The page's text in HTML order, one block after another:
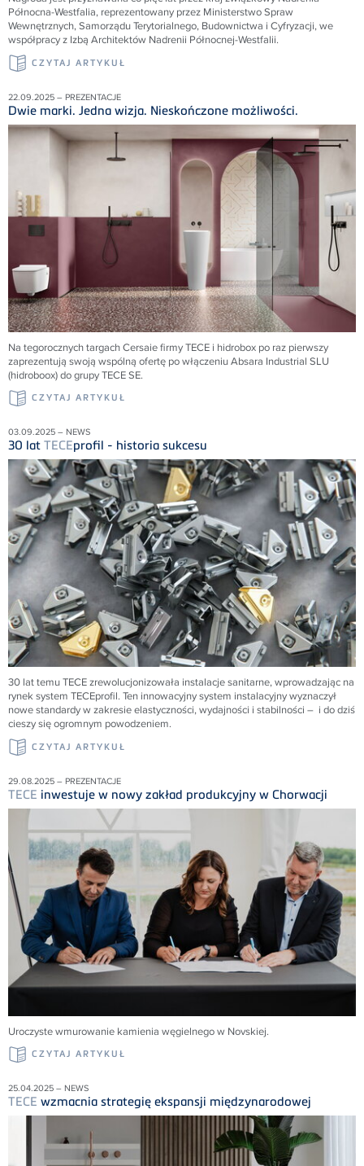
Północna-Westfalia, reprezentowany przez Ministerstwo Spraw
Wewnętrznych, Samorządu Terytorialnego, Budownictwa i Cyfryzacji, we
współpracy z Izbą Architektów Nadrenii Północnej-Westfalii.
CZYTAJ ARTYKUŁ
22.09.2025 – PREZENTACJE
Dwie marki. Jedna wizja. Nieskończone możliwości.
Na tegorocznych targach Cersaie firmy TECE i hidrobox po raz pierwszy
zaprezentują swoją wspólną ofertę po włączeniu Absara Industrial SLU
(hidroboox) do grupy TECE SE.
CZYTAJ ARTYKUŁ
03.09.2025 – NEWS
30 lat TECEprofil - historia sukcesu
30 lat temuTECEzrewolucjonizowała instalacje sanitarne, wprowadzając na
rynek system TECEprofil. Ten innowacyjny system instalacyjny wyznaczył
nowe standardy w zakresie elastyczności, wydajności i stabilności – i do dziś
cieszy się ogromnym powodzeniem.
CZYTAJ ARTYKUŁ
29.08.2025 – PREZENTACJE
TECE inwestuje w nowy zakład produkcyjny w Chorwacji
Uroczyste wmurowanie kamienia węgielnego w Novskiej.
CZYTAJ ARTYKUŁ
25.04.2025 – NEWS
TECE wzmacnia strategię ekspansji międzynarodowej